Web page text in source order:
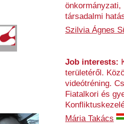
önkormányzati,
társadalmi
Szilvia Ágnes
Job interests:
területéről.
videótréning.
Fiatalkori és
Mária Takács